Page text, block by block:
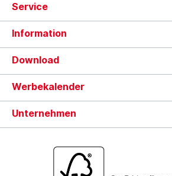
Service
Information
Download
Werbekalender
Unternehmen